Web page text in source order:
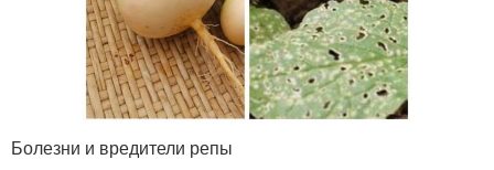
Болезни и вредители репы